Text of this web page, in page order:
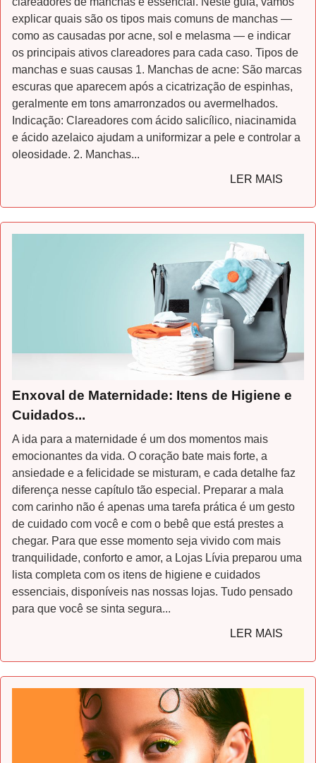
explicar quais são os tipos mais comuns de manchas —
como as causadas por acne, sol e melasma — e indicar
os principais ativos clareadores para cada caso. Tipos de
manchas e suas causas 1. Manchas de acne: São marcas
escuras que aparecem após a cicatrização de espinhas,
geralmente em tons amarronzados ou avermelhados.
Indicação: Clareadores com ácido salicílico, niacinamida
e ácido azelaico ajudam a uniformizar a pele e controlar a
oleosidade. 2. Manchas...
LER MAIS
Enxoval de Maternidade: Itens de Higiene e
Cuidados...
A ida para a maternidade é um dos momentos mais
emocionantes da vida. O coração bate mais forte, a
ansiedade e a felicidade se misturam, e cada detalhe faz
diferença nesse capítulo tão especial. Preparar a mala
com carinho não é apenas uma tarefa prática é um gesto
de cuidado com você e com o bebê que está prestes a
chegar. Para que esse momento seja vivido com mais
tranquilidade, conforto e amor, a Lojas Lívia preparou uma
lista completa com os itens de higiene e cuidados
essenciais, disponíveis nas nossas lojas. Tudo pensado
para que você se sinta segura...
LER MAIS